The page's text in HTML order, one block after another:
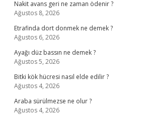
Nakit avans geri ne zaman ödenir ?
Ağustos 8, 2026
Etrafinda dort donmek ne demek ?
Ağustos 6, 2026
Ayağı düz bassın ne demek ?
Ağustos 5, 2026
Bitki kök hücresi nasıl elde edilir ?
Ağustos 4, 2026
Araba sürülmezse ne olur ?
Ağustos 4, 2026